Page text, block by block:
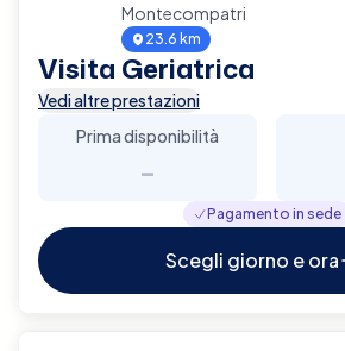
Montecompatri
23.6 km
Visita Geriatrica
Vedi altre prestazioni
Prima disponibilità
-
Pagamento in sede
Scegli giorno e ora